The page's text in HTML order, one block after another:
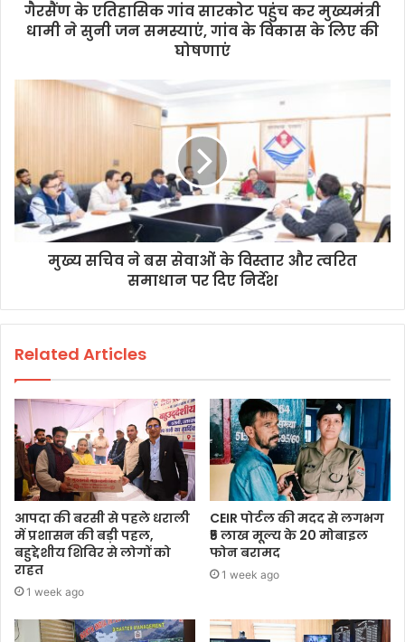
गैरसैंण के एतिहासिक गांव सारकोट पहुंच कर मुख्यमंत्री
धामी ने सुनी जन समस्याएं, गांव के विकास के लिए की
घोषणाएं
मुख्य सचिव ने बस सेवाओं के विस्तार और त्वरित
समाधान पर दिए निर्देश
Related Articles
आपदा की बरसी से पहले धराली
में प्रशासन की बड़ी पहल,
बहुद्देशीय शिविर से लोगों को
राहत
1 week ago
CEIR पोर्टल की मदद से लगभग
₹5 लाख मूल्य के 20 मोबाइल
फोन बरामद
1 week ago